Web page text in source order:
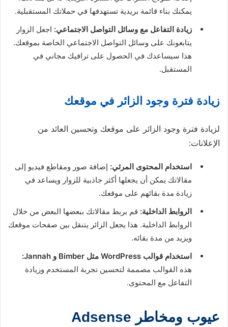
يمكنك بناء قائمة بريدية تستهدفها في حملاتك المستقبلية.
زيادة التفاعل مع وسائل التواصل الاجتماعي: اجعل الزوار
يتابعونك على وسائل التواصل الاجتماعي الخاصة بموقعك.
هذا سيساعدك في الحصول على ترافيك مجاني في
المستقبل.
زيادة فترة وجود الزائر في موقعك
لزيادة فترة وجود الزائر على موقعك وتحسين العائد من
الإعلانات:
استخدام المحتوى المرئي: إضافة صور ومقاطع فيديو إلى
مقالاتك يمكن أن يجعلها أكثر جاذبية للزوار ويساعد في
زيادة مدة بقائهم على موقعك.
الروابط الداخلية: قم بربط مقالاتك ببعضها البعض من خلال
الروابط الداخلية. هذا يجعل الزائر يتنقل بين صفحات موقعك
ويزيد من مدة بقائه.
استخدام قوالب WordPress مثل Bimber و Jannah:
هذه القوالب مصممة لتحسين تجربة المستخدم وزيادة
التفاعل مع المحتوى.
عيوب ومخاطر Adsense